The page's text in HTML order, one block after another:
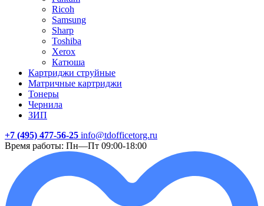
Ricoh
Samsung
Sharp
Toshiba
Xerox
Катюша
Картриджи струйные
Матричные картриджи
Тонеры
Чернила
ЗИП
+7 (495) 477-56-25 info@tdofficetorg.ru
Время работы: Пн—Пт 09:00-18:00